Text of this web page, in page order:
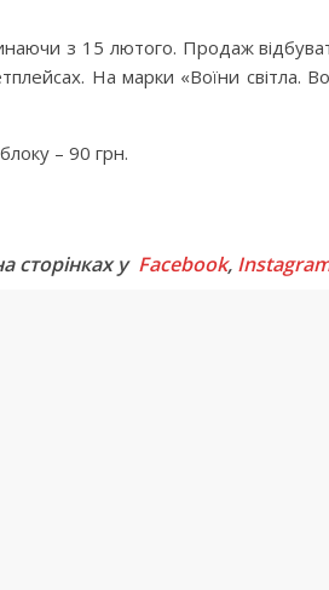
з 15 лютого. Продаж
На марки «Воїни світла.
– 90 грн.
сторінках у Facebook,